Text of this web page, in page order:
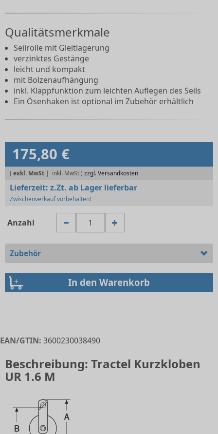
Qualitätsmerkmale
Seilrolle mit Gleitlagerung
verzinktes Gestänge
leicht und kompakt
mit Bolzenaufhängung
inkl. Klappfunktion zum leichten Auflegen des Seils
Ein Ösenhaken ist optional im Zubehör erhältlich
175,80 €
( exkl. MwSt | zzgl. Versandkosten
Lieferzeit: z.Zt. ab Lager lieferbar
Zwischenverkauf vorbehalten!
Anzahl
Zubehör
EAN/GTIN: 3600230038490
Beschreibung: Tractel Kurzkloben
UR 1.6 M